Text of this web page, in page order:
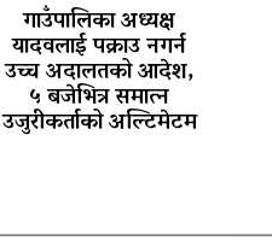
गाउँपालिका अध्यक्ष
यादवलाई पक्राउ नगर्न
उच्च अदालतको आदेश,
५ बजेभित्र समात्न
उजुरीकर्ताको अल्टिमेटम